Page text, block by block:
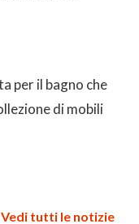
per il bagno che
di mobili
Vedi tutti le notizie